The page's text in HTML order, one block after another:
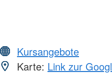
Kursangebote
Karte: Link zur